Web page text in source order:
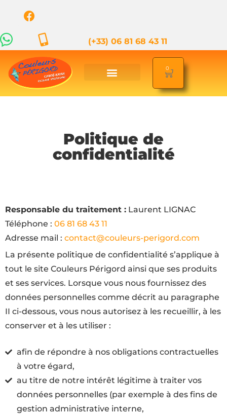
(+33) 06 81 68 43 11
0
Politique de
confidentialité
Responsable du traitement : Laurent LIGNAC
Téléphone : 06 81 68 43 11
Adresse mail : contact@couleurs-perigord.com
La présente politique de confidentialité s’applique à
tout le site Couleurs Périgord ainsi que ses produits
et ses services. Lorsque vous nous fournissez des
données personnelles comme décrit au paragraphe
II ci-dessous, vous nous autorisez à les recueillir, à les
conserver et à les utiliser :
afin de répondre à nos obligations contractuelles
à votre égard,
au titre de notre intérêt légitime à traiter vos
données personnelles (par exemple à des fins de
gestion administrative interne,